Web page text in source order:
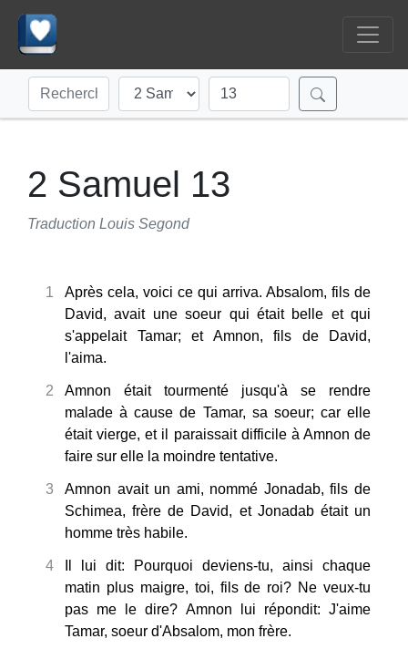
2 Samuel 13
Traduction Louis Segond
1
Après cela, voici ce qui arriva. Absalom, fils de
David, avait une soeur qui était belle et qui
s'appelait Tamar; et Amnon, fils de David,
l'aima.
2
Amnon était tourmenté jusqu'à se rendre
malade à cause de Tamar, sa soeur; car elle
était vierge, et il paraissait difficile à Amnon de
faire sur elle la moindre tentative.
3
Amnon avait un ami, nommé Jonadab, fils de
Schimea, frère de David, et Jonadab était un
homme très habile.
4
Il lui dit: Pourquoi deviens-tu, ainsi chaque
matin plus maigre, toi, fils de roi? Ne veux-tu
pas me le dire? Amnon lui répondit: J'aime
Tamar, soeur d'Absalom, mon frère.